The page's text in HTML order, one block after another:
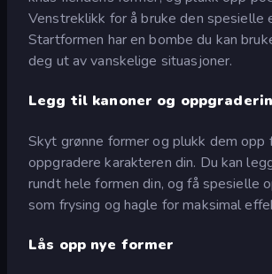
Venstreklikk for å bruke den spesielle
Startformen har en bombe du kan
deg ut av vanskelige situasjoner.
Legg til kanoner og
Skyt grønne former og plukk dem opp
oppgradere karakteren din. Du kan
rundt hele formen din, og få spesielle
som frysing og hagle for maksimal
Lås opp nye former